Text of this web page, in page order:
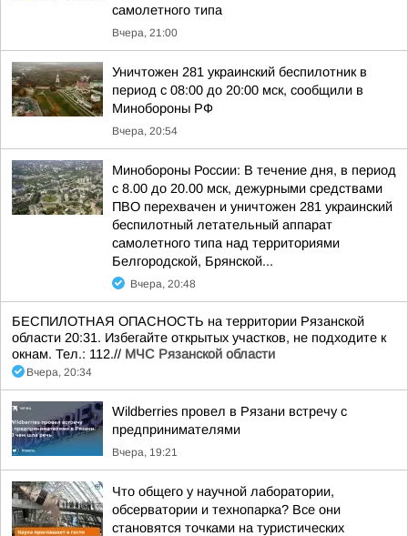
самолетного типа
Вчера, 21:00
Уничтожен 281 украинский беспилотник в
период с 08:00 до 20:00 мск, сообщили в
Минобороны РФ
Вчера, 20:54
Минобороны России: В течение дня, в период
с 8.00 до 20.00 мск, дежурными средствами
ПВО перехвачен и уничтожен 281 украинский
беспилотный летательный аппарат
самолетного типа над территориями
Белгородской, Брянской...
Вчера, 20:48
БЕСПИЛОТНАЯ ОПАСНОСТЬ на территории Рязанской
области 20:31. Избегайте открытых участков, не подходите к
окнам. Тел.: 112.// МЧС Рязанской области
Вчера, 20:34
Wildberries провел в Рязани встречу с
предпринимателями
Вчера, 19:21
Что общего у научной лаборатории,
обсерватории и технопарка? Все они
становятся точками на туристических